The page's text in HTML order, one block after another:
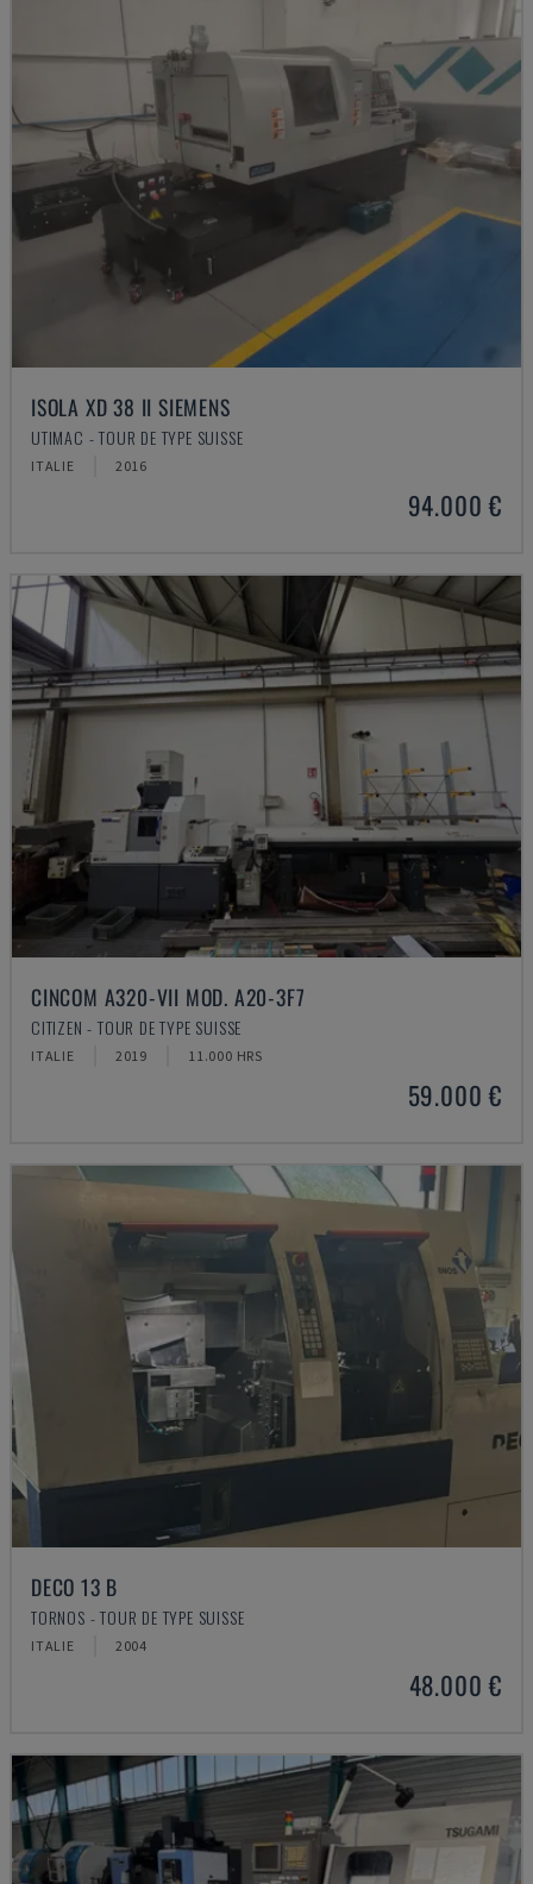
ISOLA XD 38 II SIEMENS
UTIMAC - TOUR DE TYPE SUISSE
ITALIE 2016
94.000 €
CINCOM A320-VII MOD. A20-3F7
CITIZEN - TOUR DE TYPE SUISSE
ITALIE 2019 11.000 HRS
59.000 €
DECO 13 B
TORNOS - TOUR DE TYPE SUISSE
ITALIE 2004
48.000 €